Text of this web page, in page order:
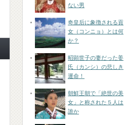
ない男
奇皇后に象徴される貢
女（コンニョ）とは何
か？
昭顕世子の妻だった姜
氏（カンシ）の悲しき
運命！
朝鮮王朝で「絶世の美
女」と称された５人は
誰か